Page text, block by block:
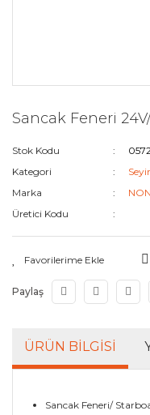
Sancak Feneri
Stok Kodu
Kategori
Marka
Üretici Kodu
Paylaş
ÜRÜN BILGISI
Sancak Feneri/